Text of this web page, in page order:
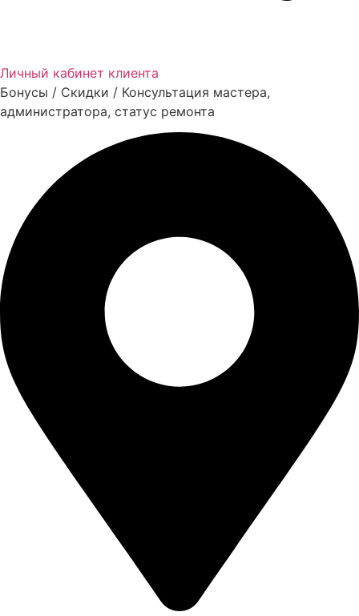
Личный кабинет клиента
Бонусы / Скидки / Консультация мастера,
администратора, статус ремонта